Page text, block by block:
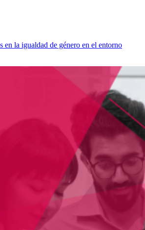
en la igualdad de género en el entorno